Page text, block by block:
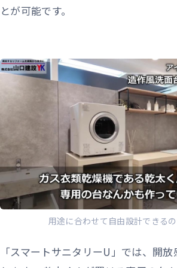
とが可能です。
用途に合わせて自由設計できる
「スマートサニタリーU」では、開